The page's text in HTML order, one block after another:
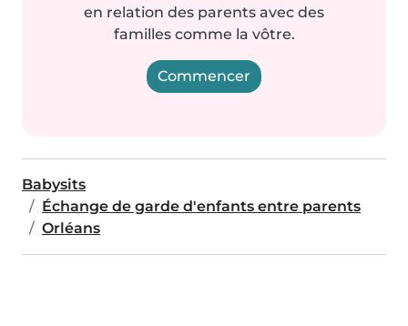
en relation des parents avec des
familles comme la vôtre.
Commencer
Babysits
Échange de garde d'enfants entre parents
Orléans